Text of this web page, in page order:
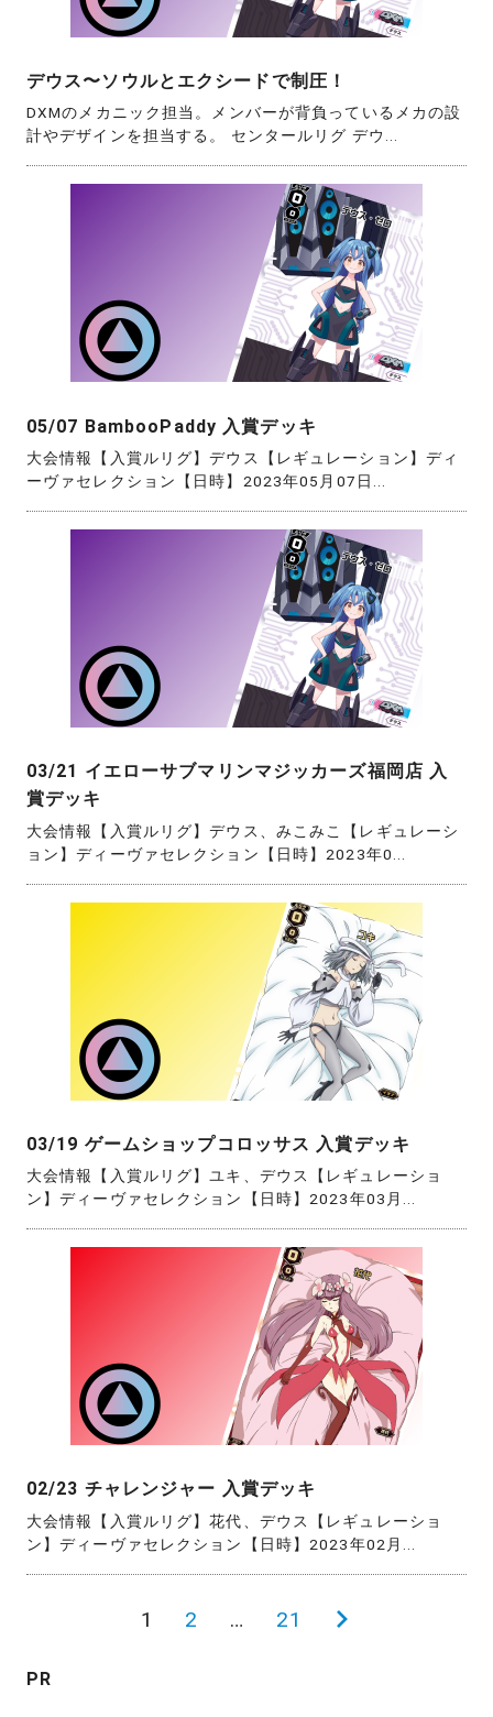
デウス〜ソウルとエクシードで制圧！
DXMのメカニック担当。メンバーが背負っているメカの設
計やデザインを担当する。 センタールリグ デウ...
05/07 BambooPaddy 入賞デッキ
大会情報【入賞ルリグ】デウス【レギュレーション】ディ
ーヴァセレクション【日時】2023年05月07日...
03/21 イエローサブマリンマジッカーズ福岡店 入
賞デッキ
大会情報【入賞ルリグ】デウス、みこみこ【レギュレーシ
ョン】ディーヴァセレクション【日時】2023年0...
03/19 ゲームショップコロッサス 入賞デッキ
大会情報【入賞ルリグ】ユキ、デウス【レギュレーショ
ン】ディーヴァセレクション【日時】2023年03月...
02/23 チャレンジャー 入賞デッキ
大会情報【入賞ルリグ】花代、デウス【レギュレーショ
ン】ディーヴァセレクション【日時】2023年02月...
の
1 2 … 21
次
PR